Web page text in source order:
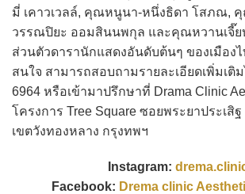
มี่ เคาวเวลล์, คุณหนูนา-หนึ่งธิดา โสภณ, คุ
วรรณปิยะ ออมสินนพกุล และคุณหวานเจี๊ย
ส่วนตัวดารานักแสดงอันดับต้นๆ ของเมือง
สนใจ สามารถสอบถามรายละเอียดเพิ่มเติ
6964 หรือเข้ามาปรึกษาที่ Drama Clinic
โครงการ Tree Square ซอยพระยาประเสิ
เขตวังทองหลาง กรุงทพฯ
Instagram:
Facebook: Drema clinic